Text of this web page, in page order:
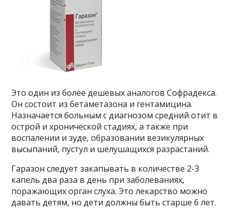
Это один из более дешевых аналогов Софрадекса.
Он состоит из бетаметазона и гентамицина.
Назначается больным с диагнозом средний отит в
острой и хронической стадиях, а также при
воспалении и зуде, образовании везикулярных
высыпаний, пустул и шелушащихся разрастаний.
Гаразон следует закапывать в количестве 2-3
капель два раза в день при заболеваниях,
поражающих орган слуха. Это лекарство можно
давать детям, но дети должны быть старше 6 лет.